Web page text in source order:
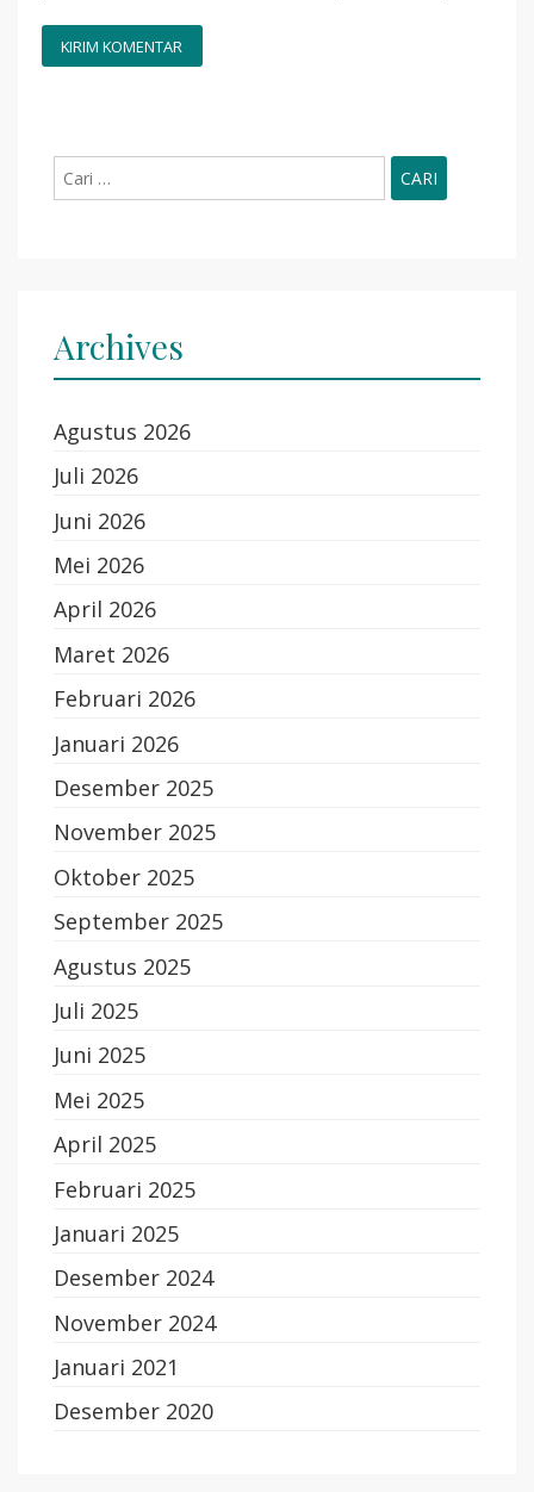
untuk:
Archives
Agustus 2026
Juli 2026
Juni 2026
Mei 2026
April 2026
Maret 2026
Februari 2026
Januari 2026
Desember 2025
November 2025
Oktober 2025
September 2025
Agustus 2025
Juli 2025
Juni 2025
Mei 2025
April 2025
Februari 2025
Januari 2025
Desember 2024
November 2024
Januari 2021
Desember 2020